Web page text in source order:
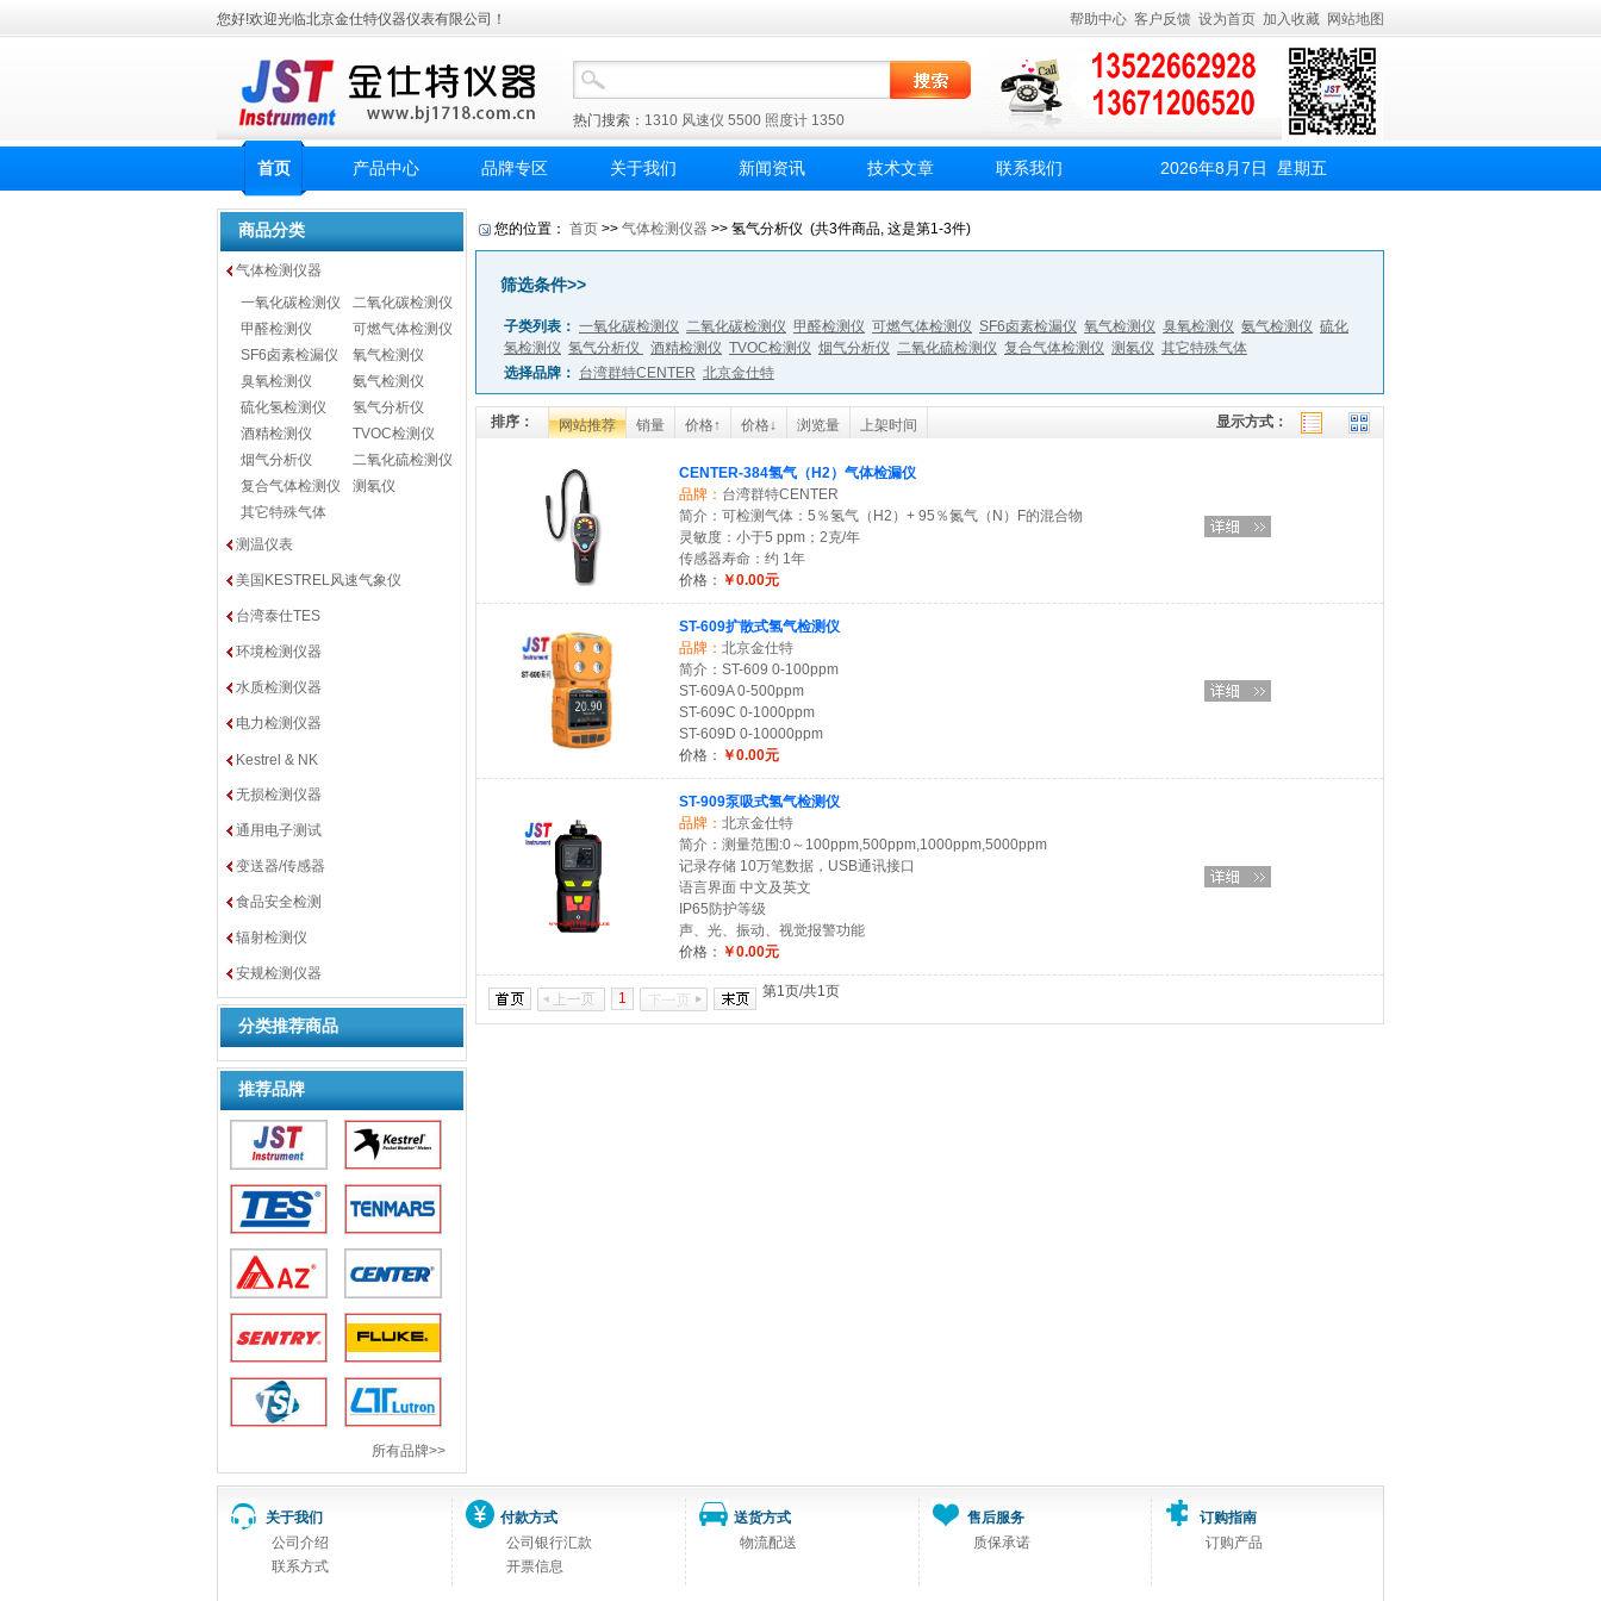
您好!欢迎光临北京金仕特仪器仪表有限公司！ 帮助中心 客户反馈 设为首页 加入收藏 网站地图
热门搜索： 1310 风速仪 5500 照度计 1350
首页 产品中心 品牌专区 关于我们 新闻资讯 技术文章 联系我们 2026年8月7日 星期五
商品分类
气体检测仪器
一氧化碳检测仪
二氧化碳检测仪
甲醛检测仪
可燃气体检测仪
SF6卤素检漏仪
氧气检测仪
臭氧检测仪
氨气检测仪
硫化氢检测仪
氢气分析仪
酒精检测仪
TVOC检测仪
烟气分析仪
二氧化硫检测仪
复合气体检测仪
测氡仪
其它特殊气体
测温仪表
美国KESTREL风速气象仪
台湾泰仕TES
环境检测仪器
水质检测仪器
电力检测仪器
Kestrel & NK
无损检测仪器
通用电子测试
变送器/传感器
食品安全检测
辐射检测仪
安规检测仪器
分类推荐商品
推荐品牌
所有品牌>>
您的位置： 首页 >> 气体检测仪器 >> 氢气分析仪 (共3件商品, 这是第1-3件)
筛选条件>>
子类列表： 一氧化碳检测仪 二氧化碳检测仪 甲醛检测仪 可燃气体检测仪 SF6卤素检漏仪 氧气检测仪 臭氧检测仪 氨气检测仪 硫化
氢检测仪 氢气分析仪 酒精检测仪 TVOC检测仪 烟气分析仪 二氧化硫检测仪 复合气体检测仪 测氡仪 其它特殊气体
选择品牌： 台湾群特CENTER 北京金仕特
排序： 网站推荐 销量 价格↑ 价格↓ 浏览量 上架时间 显示方式：
CENTER-384氢气（H2）气体检漏仪
品牌： 台湾群特CENTER
简介：可检测气体：5％氢气（H2）+ 95％氮气（N）F的混合物
灵敏度：小于5 ppm；2克/年
传感器寿命：约 1年
价格： ￥0.00元
ST-609扩散式氢气检测仪
品牌： 北京金仕特
简介：ST-609 0-100ppm
ST-609A 0-500ppm
ST-609C 0-1000ppm
ST-609D 0-10000ppm
价格： ￥0.00元
ST-909泵吸式氢气检测仪
品牌： 北京金仕特
简介：测量范围:0～100ppm,500ppm,1000ppm,5000ppm
记录存储 10万笔数据，USB通讯接口
语言界面 中文及英文
IP65防护等级
声、光、振动、视觉报警功能
价格： ￥0.00元
第1页/共1页
1
关于我们
公司介绍
联系方式
付款方式
公司银行汇款
开票信息
送货方式
物流配送
售后服务
质保承诺
订购指南
订购产品